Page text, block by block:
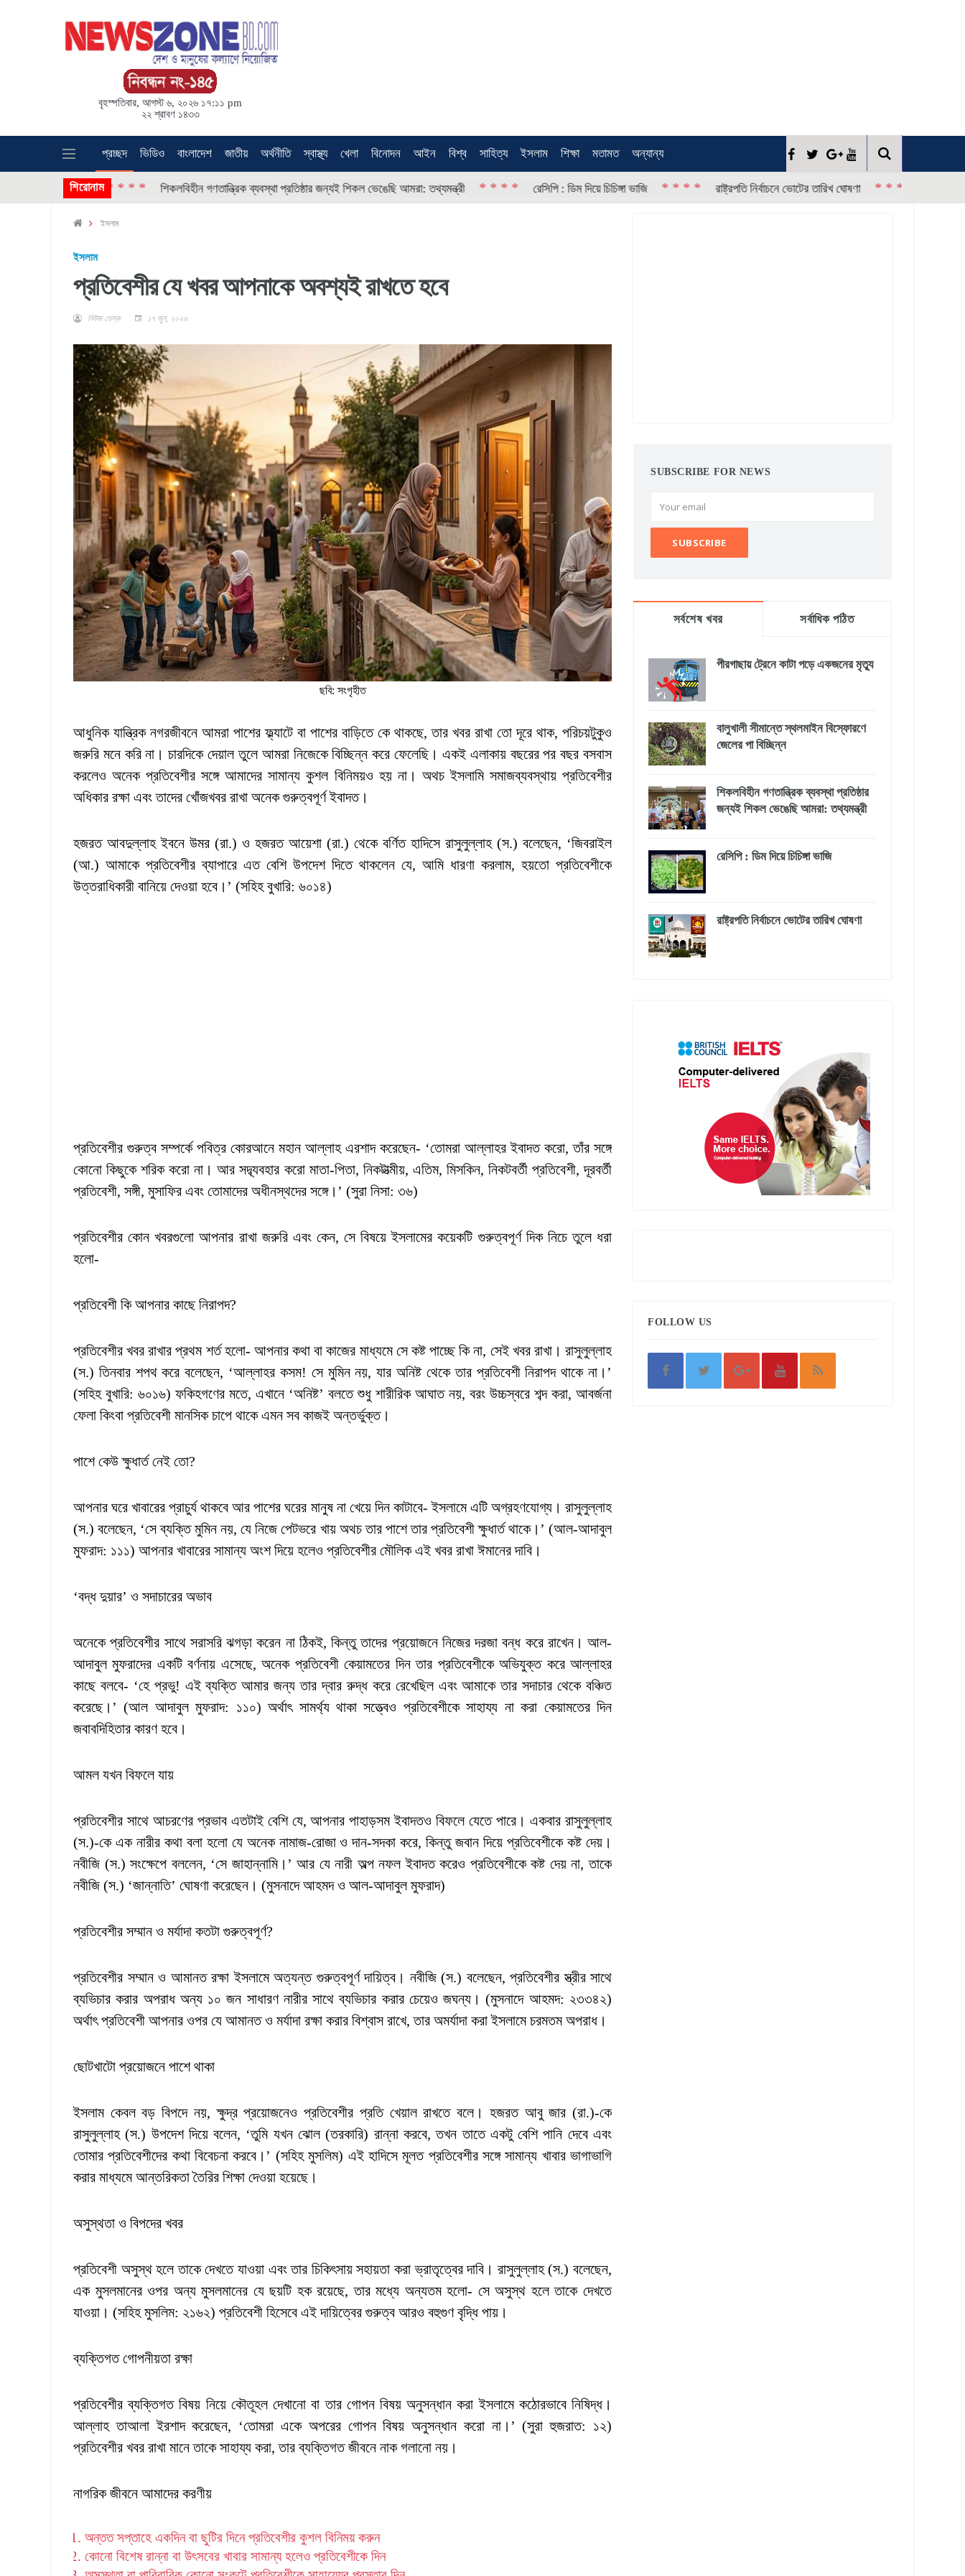
বৃহস্পতিবার, আগস্ট ৬, ২০২৬ ১৭:১১ pm
২২ শ্রাবণ ১৪৩৩
প্রচ্ছদ ভিডিও বাংলাদেশ জাতীয় অর্থনীতি স্বাস্থ্য খেলা বিনোদন আইন বিশ্ব সাহিত্য ইসলাম শিক্ষা মতামত অন্যান্য
শিরোনাম
* * * * শিকলবিহীন গণতান্ত্রিক ব্যবস্থা প্রতিষ্ঠার জন্যই শিকল ভেঙেছি আমরা: তথ্যমন্ত্রী * * * * রেসিপি : ডিম দিয়ে চিচিঙ্গা ভাজি * * * * রাষ্ট্রপতি নির্বাচনে ভোটের তারিখ ঘোষণা * * * *
ইসলাম
ইসলাম
প্রতিবেশীর যে খবর আপনাকে অবশ্যই রাখতে হবে
নিউজ ডেস্ক ১৭ জুন, ২০২৬
ছবি: সংগৃহীত
আধুনিক যান্ত্রিক নগরজীবনে আমরা পাশের ফ্ল্যাটে বা পাশের বাড়িতে কে থাকছে, তার খবর রাখা তো দূরে থাক, পরিচয়টুকুও
জরুরি মনে করি না। চারদিকে দেয়াল তুলে আমরা নিজেকে বিচ্ছিন্ন করে ফেলেছি। একই এলাকায় বছরের পর বছর বসবাস
করলেও অনেক প্রতিবেশীর সঙ্গে আমাদের সামান্য কুশল বিনিময়ও হয় না। অথচ ইসলামি সমাজব্যবস্থায় প্রতিবেশীর
অধিকার রক্ষা এবং তাদের খোঁজখবর রাখা অনেক গুরুত্বপূর্ণ ইবাদত।
হজরত আবদুল্লাহ ইবনে উমর (রা.) ও হজরত আয়েশা (রা.) থেকে বর্ণিত হাদিসে রাসুলুল্লাহ (স.) বলেছেন, ‘জিবরাইল
(আ.) আমাকে প্রতিবেশীর ব্যাপারে এত বেশি উপদেশ দিতে থাকলেন যে, আমি ধারণা করলাম, হয়তো প্রতিবেশীকে
উত্তরাধিকারী বানিয়ে দেওয়া হবে।’ (সহিহ বুখারি: ৬০১৪)
প্রতিবেশীর গুরুত্ব সম্পর্কে পবিত্র কোরআনে মহান আল্লাহ এরশাদ করেছেন- ‘তোমরা আল্লাহর ইবাদত করো, তাঁর সঙ্গে
কোনো কিছুকে শরিক করো না। আর সদ্ব্যবহার করো মাতা-পিতা, নিকটাত্মীয়, এতিম, মিসকিন, নিকটবর্তী প্রতিবেশী, দূরবর্তী
প্রতিবেশী, সঙ্গী, মুসাফির এবং তোমাদের অধীনস্থদের সঙ্গে।’ (সুরা নিসা: ৩৬)
প্রতিবেশীর কোন খবরগুলো আপনার রাখা জরুরি এবং কেন, সে বিষয়ে ইসলামের কয়েকটি গুরুত্বপূর্ণ দিক নিচে তুলে ধরা
হলো-
প্রতিবেশী কি আপনার কাছে নিরাপদ?
প্রতিবেশীর খবর রাখার প্রথম শর্ত হলো- আপনার কথা বা কাজের মাধ্যমে সে কষ্ট পাচ্ছে কি না, সেই খবর রাখা। রাসুলুল্লাহ
(স.) তিনবার শপথ করে বলেছেন, ‘আল্লাহর কসম! সে মুমিন নয়, যার অনিষ্ট থেকে তার প্রতিবেশী নিরাপদ থাকে না।’
(সহিহ বুখারি: ৬০১৬) ফকিহগণের মতে, এখানে ‘অনিষ্ট’ বলতে শুধু শারীরিক আঘাত নয়, বরং উচ্চস্বরে শব্দ করা, আবর্জনা
ফেলা কিংবা প্রতিবেশী মানসিক চাপে থাকে এমন সব কাজই অন্তর্ভুক্ত।
পাশে কেউ ক্ষুধার্ত নেই তো?
আপনার ঘরে খাবারের প্রাচুর্য থাকবে আর পাশের ঘরের মানুষ না খেয়ে দিন কাটাবে- ইসলামে এটি অগ্রহণযোগ্য। রাসুলুল্লাহ
(স.) বলেছেন, ‘সে ব্যক্তি মুমিন নয়, যে নিজে পেটভরে খায় অথচ তার পাশে তার প্রতিবেশী ক্ষুধার্ত থাকে।’ (আল-আদাবুল
মুফরাদ: ১১১) আপনার খাবারের সামান্য অংশ দিয়ে হলেও প্রতিবেশীর মৌলিক এই খবর রাখা ঈমানের দাবি।
‘বদ্ধ দুয়ার’ ও সদাচারের অভাব
অনেকে প্রতিবেশীর সাথে সরাসরি ঝগড়া করেন না ঠিকই, কিন্তু তাদের প্রয়োজনে নিজের দরজা বন্ধ করে রাখেন। আল-
আদাবুল মুফরাদের একটি বর্ণনায় এসেছে, অনেক প্রতিবেশী কেয়ামতের দিন তার প্রতিবেশীকে অভিযুক্ত করে আল্লাহর
কাছে বলবে- ‘হে প্রভু! এই ব্যক্তি আমার জন্য তার দ্বার রুদ্ধ করে রেখেছিল এবং আমাকে তার সদাচার থেকে বঞ্চিত
করেছে।’ (আল আদাবুল মুফরাদ: ১১০) অর্থাৎ সামর্থ্য থাকা সত্ত্বেও প্রতিবেশীকে সাহায্য না করা কেয়ামতের দিন
জবাবদিহিতার কারণ হবে।
আমল যখন বিফলে যায়
প্রতিবেশীর সাথে আচরণের প্রভাব এতটাই বেশি যে, আপনার পাহাড়সম ইবাদতও বিফলে যেতে পারে। একবার রাসুলুল্লাহ
(স.)-কে এক নারীর কথা বলা হলো যে অনেক নামাজ-রোজা ও দান-সদকা করে, কিন্তু জবান দিয়ে প্রতিবেশীকে কষ্ট দেয়।
নবীজি (স.) সংক্ষেপে বললেন, ‘সে জাহান্নামি।’ আর যে নারী অল্প নফল ইবাদত করেও প্রতিবেশীকে কষ্ট দেয় না, তাকে
নবীজি (স.) ‘জান্নাতি’ ঘোষণা করেছেন। (মুসনাদে আহমদ ও আল-আদাবুল মুফরাদ)
প্রতিবেশীর সম্মান ও মর্যাদা কতটা গুরুত্বপূর্ণ?
প্রতিবেশীর সম্মান ও আমানত রক্ষা ইসলামে অত্যন্ত গুরুত্বপূর্ণ দায়িত্ব। নবীজি (স.) বলেছেন, প্রতিবেশীর স্ত্রীর সাথে
ব্যভিচার করার অপরাধ অন্য ১০ জন সাধারণ নারীর সাথে ব্যভিচার করার চেয়েও জঘন্য। (মুসনাদে আহমদ: ২৩৩৪২)
অর্থাৎ প্রতিবেশী আপনার ওপর যে আমানত ও মর্যাদা রক্ষা করার বিশ্বাস রাখে, তার অমর্যাদা করা ইসলামে চরমতম অপরাধ।
ছোটখাটো প্রয়োজনে পাশে থাকা
ইসলাম কেবল বড় বিপদে নয়, ক্ষুদ্র প্রয়োজনেও প্রতিবেশীর প্রতি খেয়াল রাখতে বলে। হজরত আবু জার (রা.)-কে
রাসুলুল্লাহ (স.) উপদেশ দিয়ে বলেন, ‘তুমি যখন ঝোল (তরকারি) রান্না করবে, তখন তাতে একটু বেশি পানি দেবে এবং
তোমার প্রতিবেশীদের কথা বিবেচনা করবে।’ (সহিহ মুসলিম) এই হাদিসে মূলত প্রতিবেশীর সঙ্গে সামান্য খাবার ভাগাভাগি
করার মাধ্যমে আন্তরিকতা তৈরির শিক্ষা দেওয়া হয়েছে।
অসুস্থতা ও বিপদের খবর
প্রতিবেশী অসুস্থ হলে তাকে দেখতে যাওয়া এবং তার চিকিৎসায় সহায়তা করা ভ্রাতৃত্বের দাবি। রাসুলুল্লাহ (স.) বলেছেন,
এক মুসলমানের ওপর অন্য মুসলমানের যে ছয়টি হক রয়েছে, তার মধ্যে অন্যতম হলো- সে অসুস্থ হলে তাকে দেখতে
যাওয়া। (সহিহ মুসলিম: ২১৬২) প্রতিবেশী হিসেবে এই দায়িত্বের গুরুত্ব আরও বহুগুণ বৃদ্ধি পায়।
ব্যক্তিগত গোপনীয়তা রক্ষা
প্রতিবেশীর ব্যক্তিগত বিষয় নিয়ে কৌতূহল দেখানো বা তার গোপন বিষয় অনুসন্ধান করা ইসলামে কঠোরভাবে নিষিদ্ধ।
আল্লাহ তাআলা ইরশাদ করেছেন, ‘তোমরা একে অপরের গোপন বিষয় অনুসন্ধান করো না।’ (সুরা হুজরাত: ১২)
প্রতিবেশীর খবর রাখা মানে তাকে সাহায্য করা, তার ব্যক্তিগত জীবনে নাক গলানো নয়।
নাগরিক জীবনে আমাদের করণীয়
অন্তত সপ্তাহে একদিন বা ছুটির দিনে প্রতিবেশীর কুশল বিনিময় করুন
কোনো বিশেষ রান্না বা উৎসবের খাবার সামান্য হলেও প্রতিবেশীকে দিন
SUBSCRIBE FOR NEWS
সর্বশেষ খবর সর্বাধিক পঠিত
পীরগাছায় ট্রেনে কাটা পড়ে একজনের মৃত্যু
বালুখালী সীমান্তে স্থলমাইন বিস্ফোরণে
জেলের পা বিচ্ছিন্ন
শিকলবিহীন গণতান্ত্রিক ব্যবস্থা প্রতিষ্ঠার
জন্যই শিকল ভেঙেছি আমরা: তথ্যমন্ত্রী
রেসিপি : ডিম দিয়ে চিচিঙ্গা ভাজি
রাষ্ট্রপতি নির্বাচনে ভোটের তারিখ ঘোষণা
FOLLOW US